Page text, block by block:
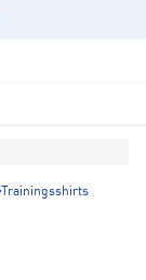
Trainingsshirts